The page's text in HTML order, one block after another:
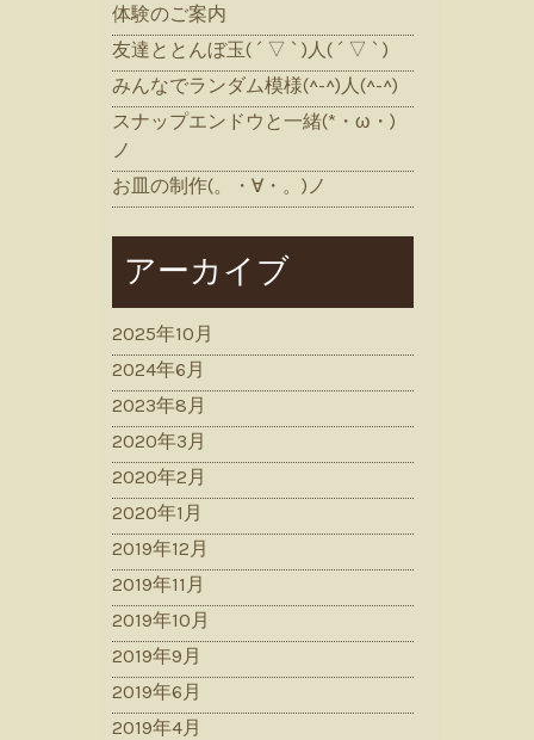
体験のご案内
友達ととんぼ玉( ´ ▽ ` )人( ´ ▽ ` )
みんなでランダム模様(^-^)人(^-^)
スナップエンドウと一緒(*・ω・)
ノ
お皿の制作(。・∀・。)ノ
アーカイブ
2025年10月
2024年6月
2023年8月
2020年3月
2020年2月
2020年1月
2019年12月
2019年11月
2019年10月
2019年9月
2019年6月
2019年4月